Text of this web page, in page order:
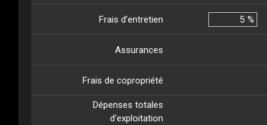
Frais d’entretien %
Assurances
Frais de copropriété
Dépenses totales
d'exploitation